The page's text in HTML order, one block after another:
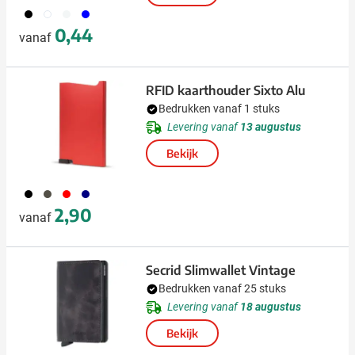
001 002 005
vanaf 0,44
001 411 008 307
vanaf 2,90
RFID kaarthouder Sixto Alu
Bedrukken vanaf 1 stuks
Levering vanaf13 augustus
Bekijk
Secrid Slimwallet Vintage
Bedrukken vanaf 25 stuks
Levering vanaf18 augustus
Bekijk